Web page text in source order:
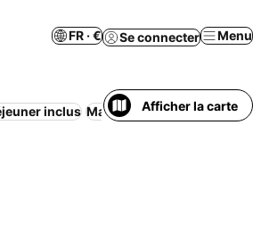
FR · € Se connecter Menu
inclus Maison/appartement entier
Afficher la carte